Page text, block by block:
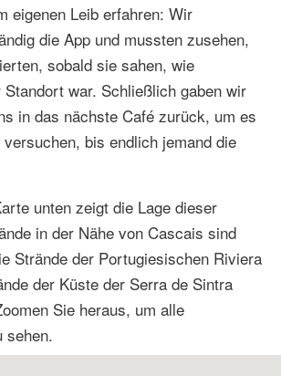
eigenen Leib erfahren: Wir
die App und mussten zusehen,
sobald sie sahen, wie
Standort war. Schließlich gaben wir
in das nächste Café zurück, um es
bis endlich jemand die
unten zeigt die Lage dieser
in der Nähe von Cascais sind
Strände der Portugiesischen Riviera
der Küste der Serra de Sintra
Sie heraus, um alle
sehen.